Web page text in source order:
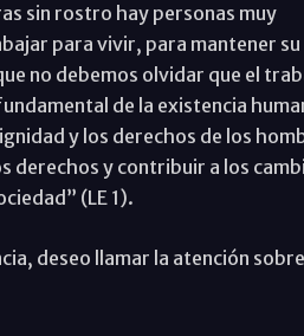
sin rostro hay personas muy
para vivir, para mantener su
no debemos olvidar que el
de la existencia
y los derechos de los
derechos y contribuir a los
(LE 1).
deseo llamar la atención sobre